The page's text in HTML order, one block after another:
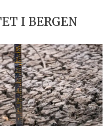
I BERGEN